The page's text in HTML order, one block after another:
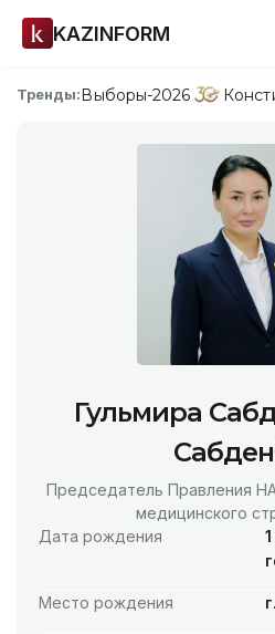
KAZINFORM
Тренды:Выборы-2026
Гульмира
Председатель Правления
медицинского
Дата рождения
Место рождения